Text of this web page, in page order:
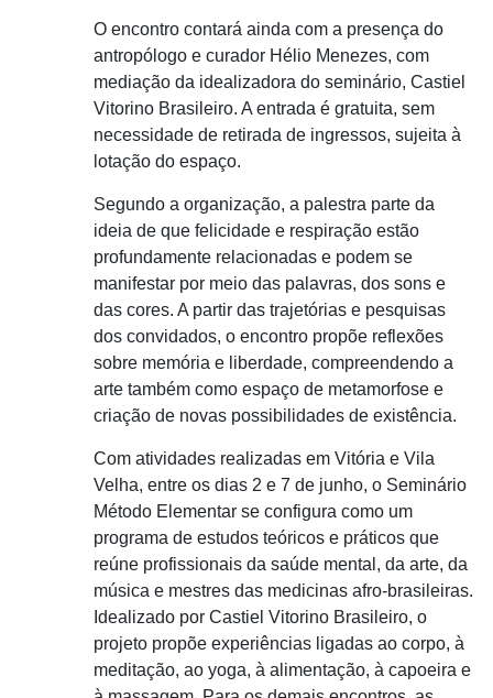
O encontro contará ainda com a presença do
antropólogo e curador Hélio Menezes, com
mediação da idealizadora do seminário, Castiel
Vitorino Brasileiro. A entrada é gratuita, sem
necessidade de retirada de ingressos, sujeita à
lotação do espaço.
Segundo a organização, a palestra parte da
ideia de que felicidade e respiração estão
profundamente relacionadas e podem se
manifestar por meio das palavras, dos sons e
das cores. A partir das trajetórias e pesquisas
dos convidados, o encontro propõe reflexões
sobre memória e liberdade, compreendendo a
arte também como espaço de metamorfose e
criação de novas possibilidades de existência.
Com atividades realizadas em Vitória e Vila
Velha, entre os dias 2 e 7 de junho, o Seminário
Método Elementar se configura como um
programa de estudos teóricos e práticos que
reúne profissionais da saúde mental, da arte, da
música e mestres das medicinas afro-brasileiras.
Idealizado por Castiel Vitorino Brasileiro, o
projeto propõe experiências ligadas ao corpo, à
meditação, ao yoga, à alimentação, à capoeira e